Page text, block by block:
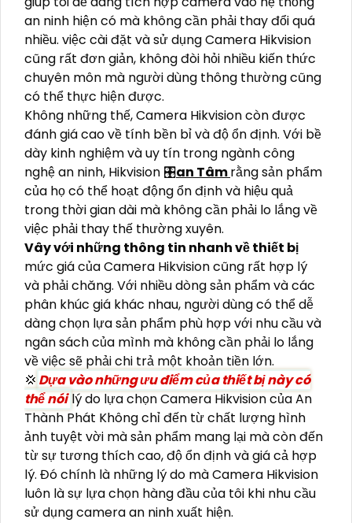
an ninh hiện có mà không cần phải thay đổi quá
nhiều. việc cài đặt và sử dụng Camera Hikvision
cũng rất đơn giản, không đòi hỏi nhiều kiến thức
chuyên môn mà người dùng thông thường cũng
có thể thực hiện được.
Không những thế, Camera Hikvision còn được
đánh giá cao về tính bền bỉ và độ ổn định. Với bề
dày kinh nghiệm và uy tín trong ngành công
nghệ an ninh, Hikvision 🎛an Tâmrằng sản phẩm
của họ có thể hoạt động ổn định và hiệu quả
trong thời gian dài mà không cần phải lo lắng về
việc phải thay thế thường xuyên.
Vây với những thông tin nhanh về thiết bị
mức giá của Camera Hikvision cũng rất hợp lý
và phải chăng. Với nhiều dòng sản phẩm và các
phân khúc giá khác nhau, người dùng có thể dễ
dàng chọn lựa sản phẩm phù hợp với nhu cầu và
ngân sách của mình mà không cần phải lo lắng
về việc sẽ phải chi trả một khoản tiền lớn.
💢 Dựa vào những ưu điểm của thiết bị này có
thể nóilý do lựa chọn Camera Hikvision của An
Thành Phát Không chỉ đến từ chất lượng hình
ảnh tuyệt vời mà sản phẩm mang lại mà còn đến
từ sự tương thích cao, độ ổn định và giá cả hợp
lý. Đó chính là những lý do mà Camera Hikvision
luôn là sự lựa chọn hàng đầu của tôi khi nhu cầu
sử dụng camera an ninh xuất hiện.